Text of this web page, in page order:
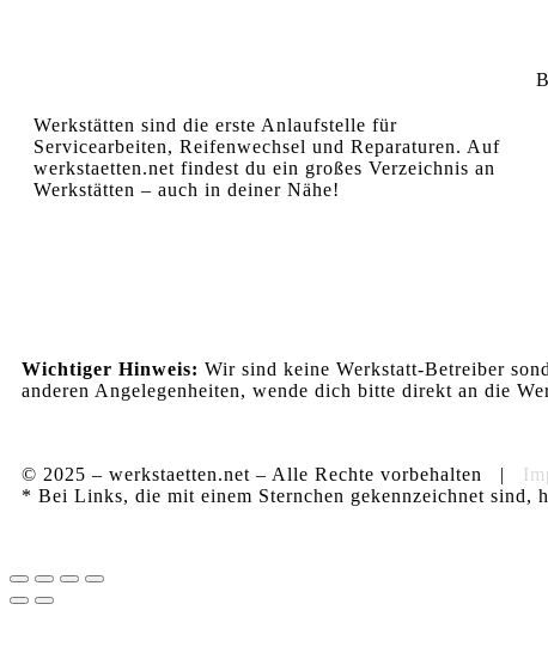
Werkstätten sind die erste Anlaufstelle für
Servicearbeiten, Reifenwechsel und Reparaturen. Auf
werkstaetten.net findest du ein großes Verzeichnis an
Werkstätten – auch in deiner Nähe!
Wichtiger Hinweis: Wir sind keine Werkstatt-Betreiber
anderen Angelegenheiten, wende dich bitte direkt an die
© 2025 – werkstaetten.net – Alle Rechte vorbehalten |
* Bei Links, die mit einem Sternchen gekennzeichnet